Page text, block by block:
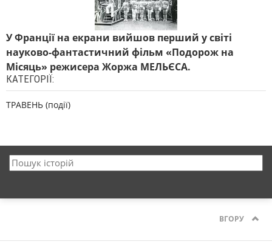
У Франції на екрани вийшов перший у світі
науково-фантастичний фільм «Подорож на
Місяць» режисера Жоржа МЕЛЬЄСА.
КАТЕГОРІЇ:
ТРАВЕНЬ (події)
ВГОРУ